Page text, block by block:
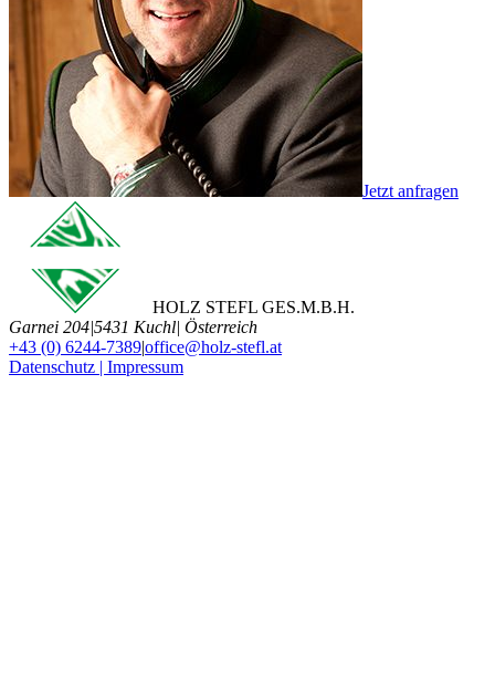
Jetzt anfragen
HOLZ STEFL GES.M.B.H.
Garnei 204|5431 Kuchl| Österreich
+43 (0) 6244-7389|office@holz-stefl.at
Datenschutz | Impressum